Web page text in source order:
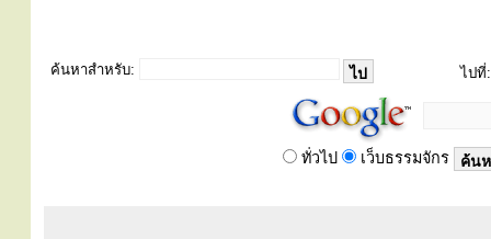
ค้นหาสำหรับ: ไปที่:
ทั่วไป เว็บธรรมจักร